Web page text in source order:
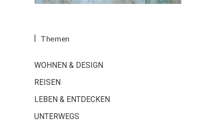
Themen
WOHNEN & DESIGN
REISEN
LEBEN & ENTDECKEN
UNTERWEGS